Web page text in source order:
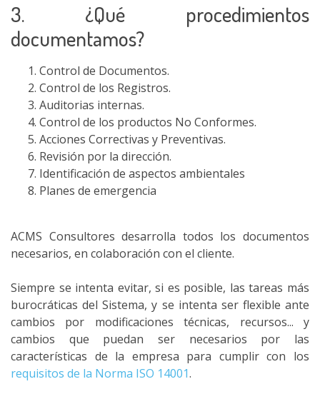
3. ¿Qué procedimientos
documentamos?
Control de Documentos.
Control de los Registros.
Auditorias internas.
Control de los productos No Conformes.
Acciones Correctivas y Preventivas.
Revisión por la dirección.
Identificación de aspectos ambientales
Planes de emergencia
ACMS Consultores desarrolla todos los documentos
necesarios, en colaboración con el cliente.
Siempre se intenta evitar, si es posible, las tareas más
burocráticas del Sistema, y se intenta ser flexible ante
cambios por modificaciones técnicas, recursos... y
cambios que puedan ser necesarios por las
características de la empresa para cumplir con los
requisitos de la Norma ISO 14001.